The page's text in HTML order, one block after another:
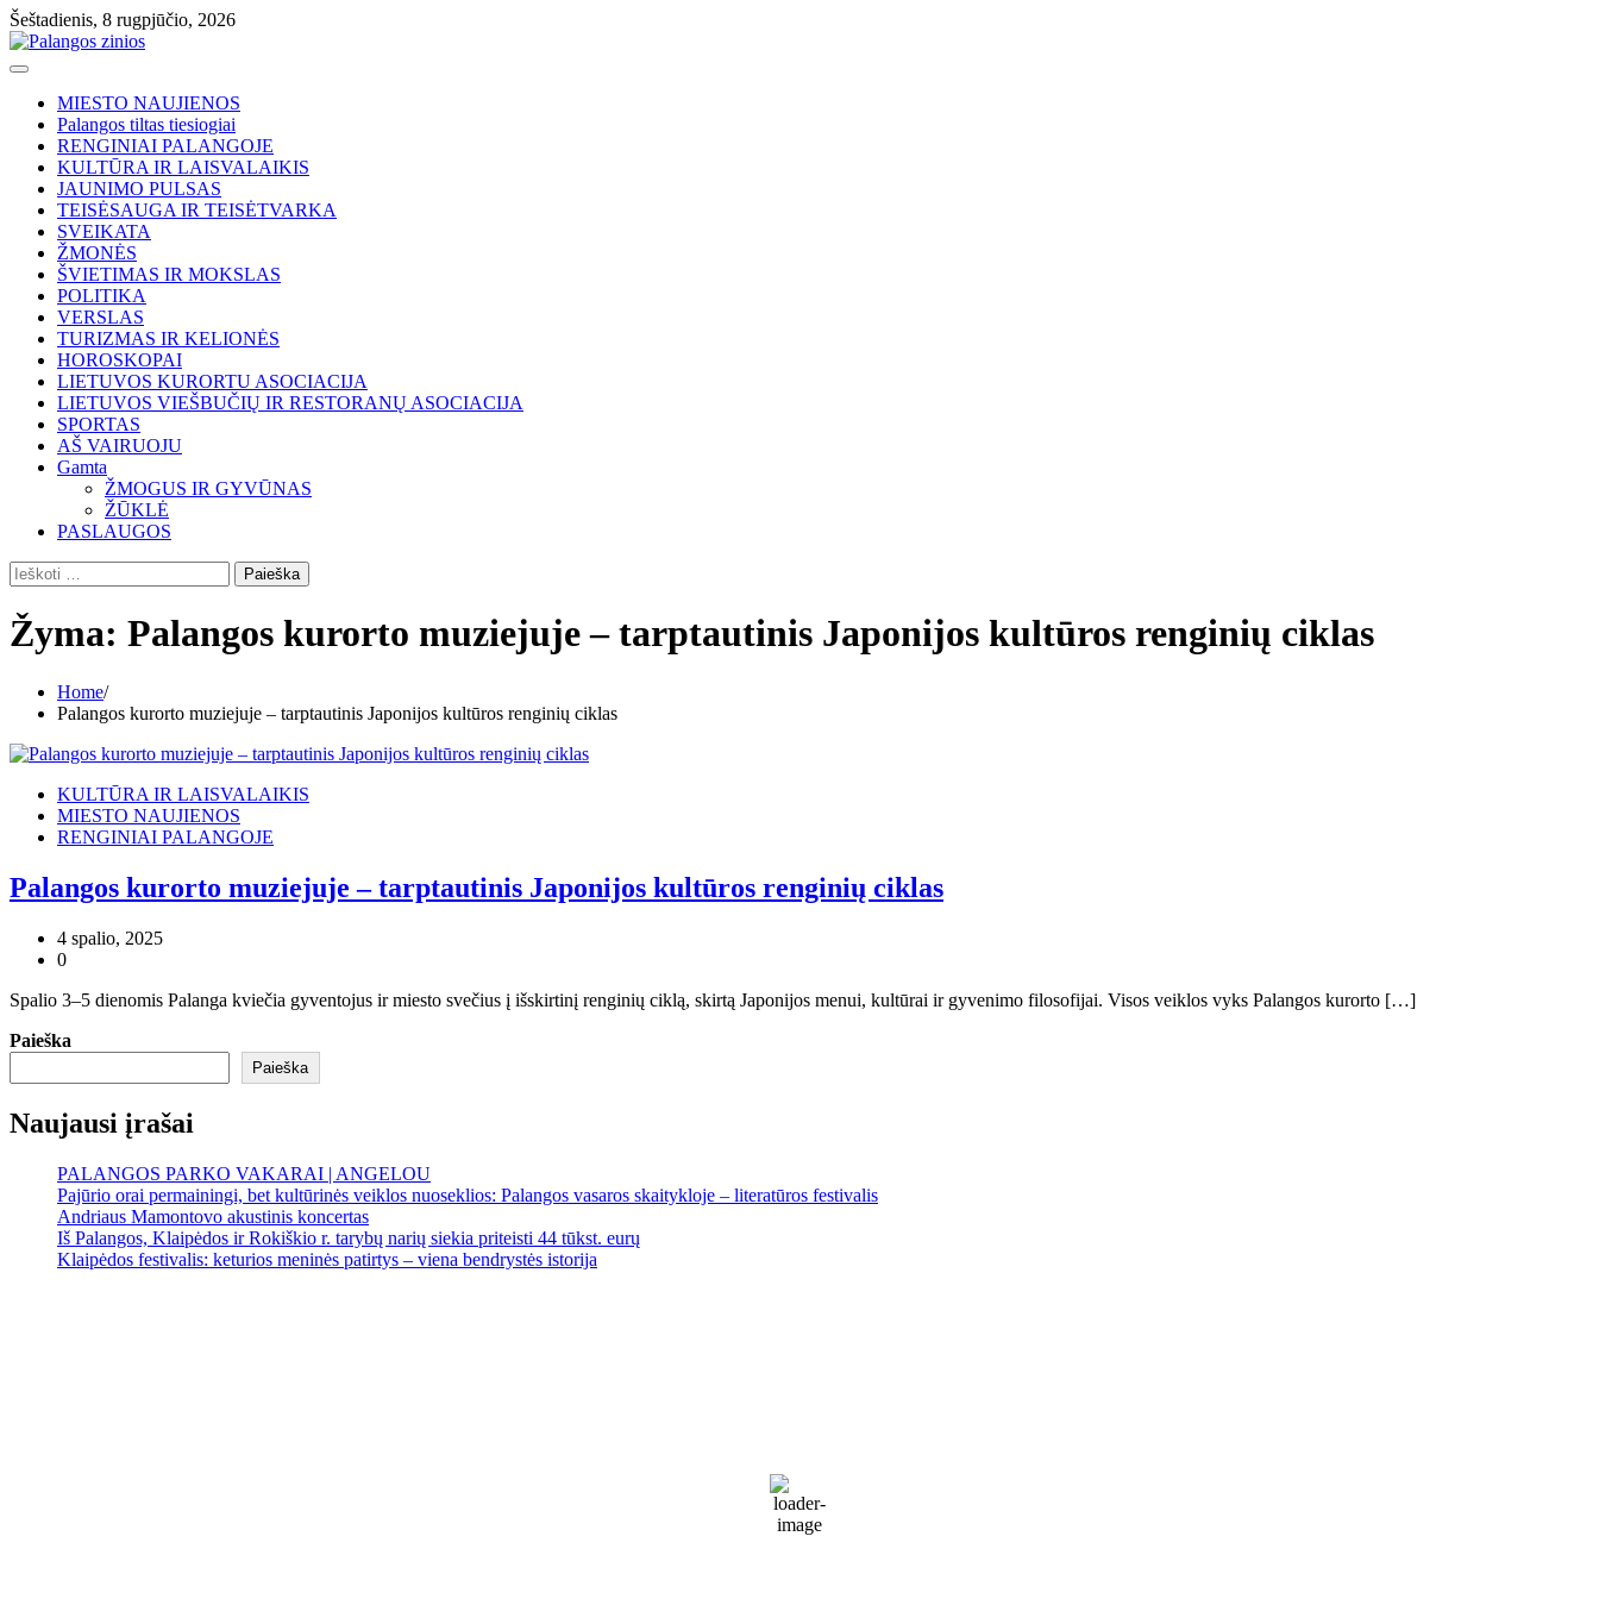
Skip
to
content
Šeštadienis, 8 rugpjūčio, 2026
MIESTO NAUJIENOS
Palangos tiltas tiesiogiai
RENGINIAI PALANGOJE
KULTŪRA IR LAISVALAIKIS
JAUNIMO PULSAS
TEISĖSAUGA IR TEISĖTVARKA
SVEIKATA
ŽMONĖS
ŠVIETIMAS IR MOKSLAS
POLITIKA
VERSLAS
TURIZMAS IR KELIONĖS
HOROSKOPAI
LIETUVOS KURORTU ASOCIACIJA
LIETUVOS VIEŠBUČIŲ IR RESTORANŲ ASOCIACIJA
SPORTAS
AŠ VAIRUOJU
Gamta
ŽMOGUS IR GYVŪNAS
ŽŪKLĖ
PASLAUGOS
Ieškoti:
Žyma: Palangos kurorto muziejuje – tarptautinis Japonijos kultūros renginių ciklas
Home
Palangos kurorto muziejuje – tarptautinis Japonijos kultūros renginių ciklas
KULTŪRA IR LAISVALAIKIS
MIESTO NAUJIENOS
RENGINIAI PALANGOJE
Palangos kurorto muziejuje – tarptautinis Japonijos kultūros renginių ciklas
4 spalio, 2025
0
Spalio 3–5 dienomis Palanga kviečia gyventojus ir miesto svečius į išskirtinį renginių ciklą, skirtą Japonijos menui, kultūrai ir gyvenimo filosofijai. Visos veiklos vyks Palangos kurorto […]
Paieška
Paieška
Naujausi įrašai
PALANGOS PARKO VAKARAI | ANGELOU
Pajūrio orai permainingi, bet kultūrinės veiklos nuoseklios: Palangos vasaros skaitykloje – literatūros festivalis
Andriaus Mamontovo akustinis koncertas
Iš Palangos, Klaipėdos ir Rokiškio r. tarybų narių siekia priteisti 44 tūkst. eurų
Klaipėdos festivalis: keturios meninės patirtys – viena bendrystės istorija
68 %